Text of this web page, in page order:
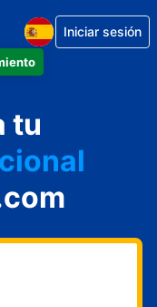
Iniciar sesión
tu